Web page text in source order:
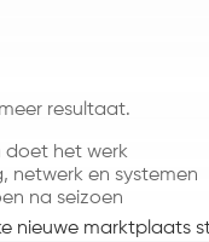
resultaat.
doet het werk
netwerk en systemen
na seizoen
nieuwe marktplaats